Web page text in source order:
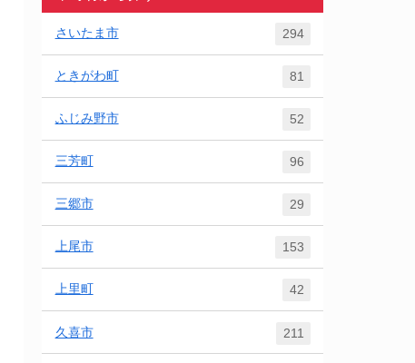
さいたま市 294
ときがわ町 81
ふじみ野市 52
三芳町 96
三郷市 29
上尾市 153
上里町 42
久喜市 211